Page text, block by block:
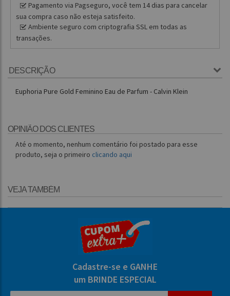
Pagamento via Pagseguro, você tem 14 dias para cancelar
sua compra caso não esteja satisfeito.
Ambiente seguro com criptografia SSL em todas as
transações.
DESCRIÇÃO
Euphoria Pure Gold Feminino Eau de Parfum - Calvin Klein
OPINIÃO DOS CLIENTES
Até o momento, nenhum comentário foi postado para esse
produto, seja o primeiro clicando aqui
VEJA TAMBÉM
Cadastre-se e GANHE
um BRINDE ESPECIAL